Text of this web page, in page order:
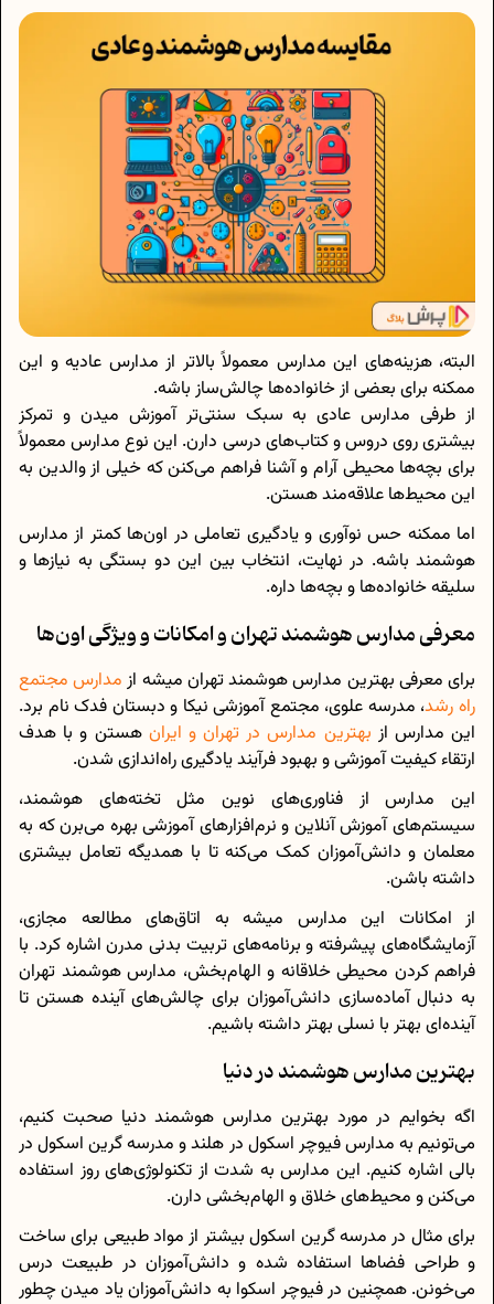
البته، هزینه‌های این مدارس معمولاً بالاتر از مدارس عادیه و این
ممکنه برای بعضی از خانواده‌ها چالش‌ساز باشه.
از طرفی مدارس عادی به سبک سنتی‌تر آموزش میدن و تمرکز
بیشتری روی دروس و کتاب‌های درسی دارن. این نوع مدارس معمولاً
برای بچه‌ها محیطی آرام و آشنا فراهم می‌کنن که خیلی از والدین به
این محیط‌ها علاقه‌مند هستن.
اما ممکنه حس نوآوری و یادگیری تعاملی در اون‌ها کمتر از مدارس
هوشمند باشه. در نهایت، انتخاب بین این دو بستگی به نیازها و
سلیقه‌ خانواده‌ها و بچه‌ها داره.
معرفی مدارس هوشمند تهران و امکانات و ویژگی‌ اون‌ها
برای معرفی بهترین مدارس هوشمند تهران میشه از مدارس مجتمع
راه رشد، مدرسه علوی، مجتمع آموزشی نیکا و دبستان فدک نام برد.
این مدارس از بهترین مدارس در تهران و ایران هستن و با هدف
ارتقاء کیفیت آموزشی و بهبود فرآیند یادگیری راه‌اندازی شدن.
این مدارس از فناوری‌های نوین مثل تخته‌های هوشمند،
سیستم‌های آموزش آنلاین و نرم‌افزارهای آموزشی بهره می‌برن که به
معلمان و دانش‌آموزان کمک می‌کنه تا با همدیگه تعامل بیشتری
داشته باشن.
از امکانات این مدارس میشه به اتاق‌های مطالعه مجازی،
آزمایشگاه‌های پیشرفته و برنامه‌های تربیت بدنی مدرن اشاره کرد. با
فراهم کردن محیطی خلاقانه و الهام‌بخش، مدارس هوشمند تهران
به دنبال آماده‌سازی دانش‌آموزان برای چالش‌های آینده هستن تا
آینده‌ای بهتر با نسلی بهتر داشته باشیم.
بهترین مدارس هوشمند در دنیا
اگه بخوایم در مورد بهترین مدارس هوشمند دنیا صحبت کنیم،
می‌تونیم به مدارس فیوچر اسکول در هلند و مدرسه گرین اسکول در
بالی اشاره کنیم. این مدارس به شدت از تکنولوژی‌های روز استفاده
می‌کنن و محیط‌های خلاق و الهام‌بخشی دارن.
برای مثال در مدرسه گرین اسکول بیشتر از مواد طبیعی برای ساخت
و طراحی فضا‌ها استفاده شده و دانش‌آموزان در طبیعت درس
می‌خونن. همچنین در فیوچر اسکوا به دانش‌آموزان یاد میدن چطور